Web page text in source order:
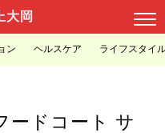
大岡
ン ヘルスケア ライフスタイ
ードコート サ